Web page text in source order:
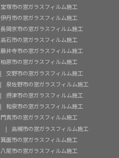
宝塚市の窓ガラスフィルム施工
伊丹市の窓ガラスフィルム施工
長岡京市の窓ガラスフィルム施工
高石市の窓ガラスフィルム施工
藤井寺市の窓ガラスフィルム施工
柏原市の窓ガラスフィルム施工
交野市の窓ガラスフィルム施工
泉佐野市の窓ガラスフィルム施工
摂津市の窓ガラスフィルム施工
和泉市の窓ガラスフィルム施工
門真市の窓ガラスフィルム施工
高槻市の窓ガラスフィルム施工
箕面市の窓ガラスフィルム施工
八尾市の窓ガラスフィルム施工